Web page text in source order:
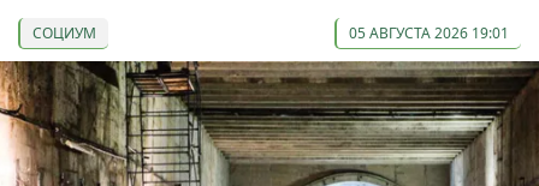
СОЦИУМ 05 АВГУСТА 2026 19:01